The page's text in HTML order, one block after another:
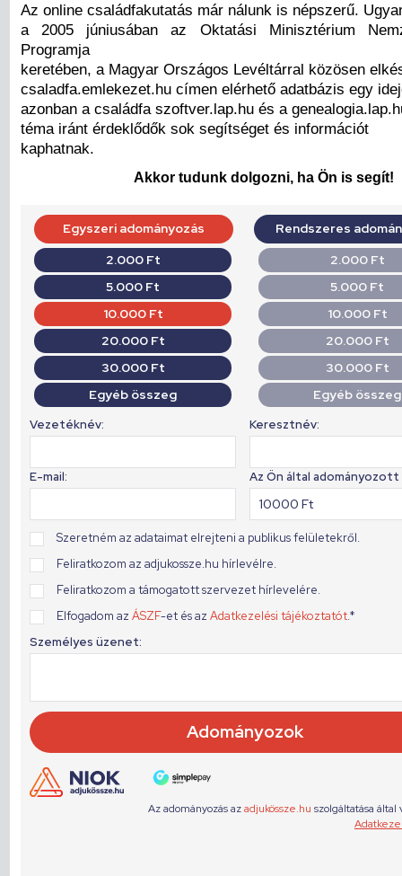
Az online családfakutatás már nálunk is népszerű.
a 2005 júniusában az Oktatási Minisztérium
Programja
keretében, a Magyar Országos Levéltárral közösen
csaladfa.emlekezet.hu címen elérhető adatbázis egy
azonban a családfa szoftver.lap.hu és a
téma iránt érdeklődők sok segítséget és információt
kaphatnak.
Akkor tudunk dolgozni, ha Ön is segít!